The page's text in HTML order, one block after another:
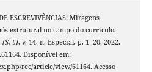
ESCREVIVÊNCIAS: Miragens
estrutural no campo do currículo.
[S. l.], v. 14, n. Especial, p. 1–20, 2022.
Disponível em:
rec/article/view/61164. Acesso